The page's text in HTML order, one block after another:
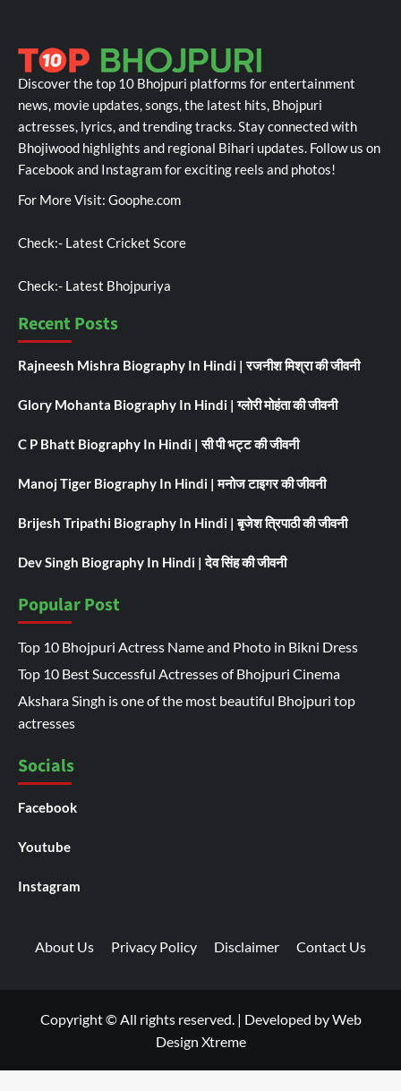
Discover the top 10 Bhojpuri platforms for entertainment
news, movie updates, songs, the latest hits, Bhojpuri
actresses, lyrics, and trending tracks. Stay connected with
Bhojiwood highlights and regional Bihari updates. Follow us on
Facebook and Instagram for exciting reels and photos!
For More Visit: Goophe.com
Check:- Latest Cricket Score
Check:- Latest Bhojpuriya
Recent Posts
Rajneesh Mishra Biography In Hindi | रजनीश मिश्रा की जीवनी
Glory Mohanta Biography In Hindi | ग्लोरी मोहंता की जीवनी
C P Bhatt Biography In Hindi | सी पी भट्ट की जीवनी
Manoj Tiger Biography In Hindi | मनोज टाइगर की जीवनी
Brijesh Tripathi Biography In Hindi | बृजेश त्रिपाठी की जीवनी
Dev Singh Biography In Hindi | देव सिंह की जीवनी
Popular Post
Top 10 Bhojpuri Actress Name and Photo in Bikni Dress
Top 10 Best Successful Actresses of Bhojpuri Cinema
Akshara Singh is one of the most beautiful Bhojpuri top
actresses
Socials
Facebook
Youtube
Instagram
About Us Privacy Policy Disclaimer Contact Us
Copyright © All rights reserved. | Developed byWeb
Design Xtreme